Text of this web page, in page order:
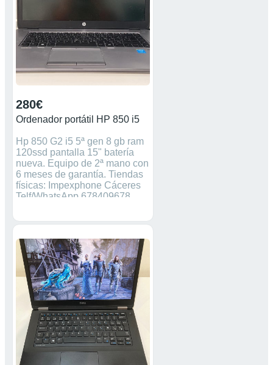
280€
Ordenador portátil HP 850 i5
Hp 850 G2 i5 5ª gen 8 gb ram
120ssd pantalla 15" batería
nueva. Equipo de 2ª mano con
6 meses de garantía. Tiendas
físicas: Impexphone Cáceres
Telf/WhatsApp 678409678
10005 Cáceres Impexphone
384 241 C/ Gonzalo Mingo
Nº3 10004 Cáceres